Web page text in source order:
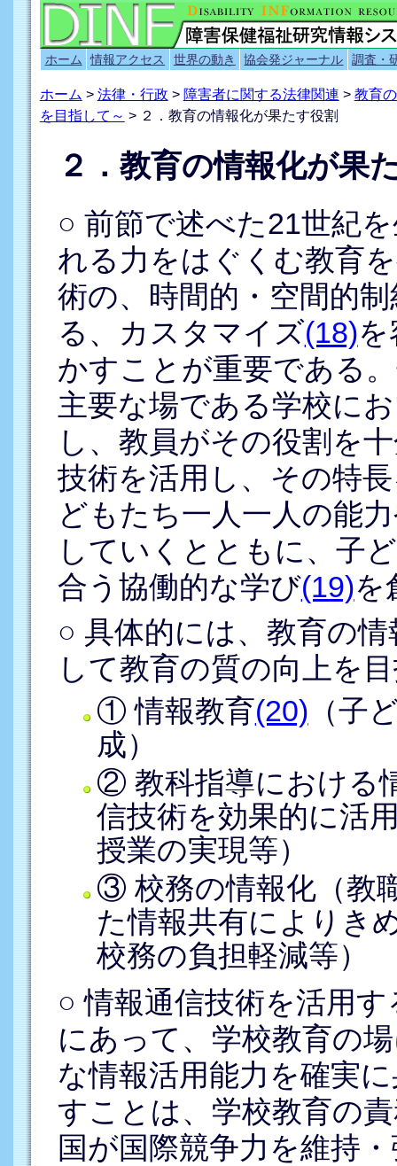
ホーム 情報アクセス 世界の動き 協会発ジャーナル 調査・
ホーム > 法律・行政 > 障害者に関する法律関連 > 教育
を目指して～ > ２．教育の情報化が果たす役割
２．教育の情報化が果
○ 前節で述べた21世紀
れる力をはぐくむ教育
術の、時間的・空間的
る、カスタマイズ(18)
かすことが重要である
主要な場である学校に
し、教員がその役割を
技術を活用し、その特
どもたち一人一人の能
していくとともに、子
合う協働的な学び(19)を
○ 具体的には、教育の
して教育の質の向上を
① 情報教育(20) （子
成）
② 教科指導における
信技術を効果的に活
授業の実現等）
③ 校務の情報化（教
た情報共有によりき
校務の負担軽減等）
○ 情報通信技術を活用
にあって、学校教育の
な情報活用能力を確実
すことは、学校教育の
国が国際競争力を維持